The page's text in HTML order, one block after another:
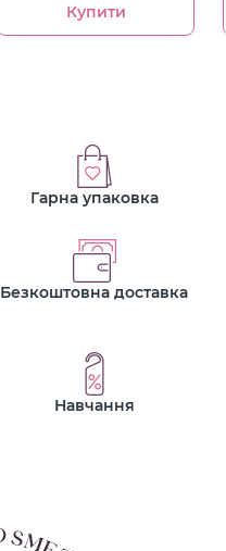
Купити
Гарна упаковка
Безкоштовна доставка
Навчання